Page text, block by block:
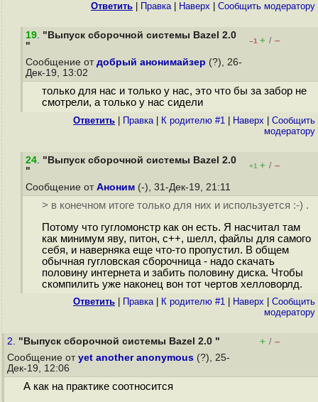
Ответить Правка| Наверх Cообщить модератору
19. "Выпуск сборочной системы Bazel 2.0
"
–1 + / –
Сообщение от добрый анонимайзер (?), 26-
Дек-19, 13:02
только для нас и только у нас, это что бы за забор не
смотрели, а только у нас сидели
Ответить Правка| К родителю #1 Наверх
Cообщить
модератору
24. "Выпуск сборочной системы Bazel 2.0
"
+1 + / –
Сообщение от Аноним (-), 31-Дек-19, 21:11
> в конечном итоге только для них и используется :-) .
Потому что гугломонстр как он есть. Я насчитал там
как минимум яву, питон, с++, шелл, файлы для самого
себя, и наверняка еще что-то пропустил. В общем
обычная гугловская сборочница - надо скачать
половину интернета и забить половину диска. Чтобы
скомпилить уже наконец вон тот чертов хелловорлд.
Ответить Правка| К родителю #1 Наверх
Cообщить
модератору
2. "Выпуск сборочной системы Bazel 2.0 " + / –
Сообщение от yet another anonymous (?), 25-
Дек-19, 12:06
А как на практике соотносится